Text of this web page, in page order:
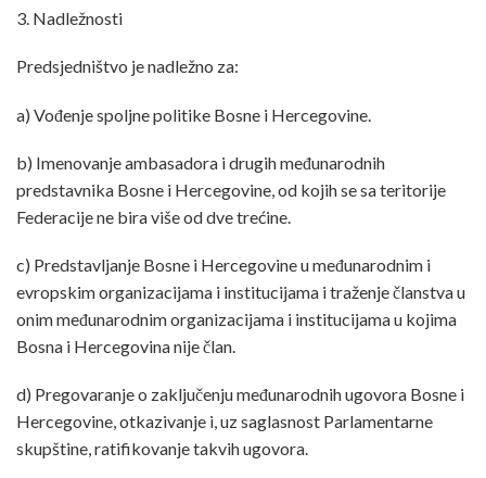
3. Nadležnosti
Predsjedništvo je nadležno za:
a) Vođenje spoljne politike Bosne i Hercegovine.
b) Imenovanje ambasadora i drugih međunarodnih
predstavnika Bosne i Hercegovine, od kojih se sa teritorije
Federacije ne bira više od dve trećine.
c) Predstavljanje Bosne i Hercegovine u međunarodnim i
evropskim organizacijama i institucijama i traženje članstva u
onim međunarodnim organizacijama i institucijama u kojima
Bosna i Hercegovina nije član.
d) Pregovaranje o zaključenju međunarodnih ugovora Bosne i
Hercegovine, otkazivanje i, uz saglasnost Parlamentarne
skupštine, ratifikovanje takvih ugovora.